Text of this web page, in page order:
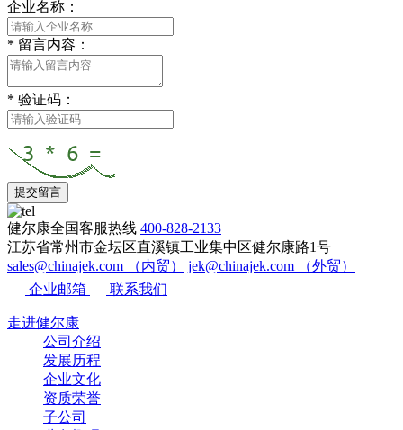
企业名称：
* 留言内容：
* 验证码：
提交留言
健尔康全国客服热线 400-828-2133
江苏省常州市金坛区直溪镇工业集中区健尔康路1号
sales@chinajek.com （内贸）
jek@chinajek.com （外贸）
企业邮箱
联系我们
走进健尔康
公司介绍
发展历程
企业文化
资质荣誉
子公司